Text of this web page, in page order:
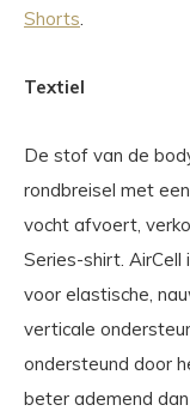
Shorts.
Textiel
De stof van de
rondbreisel met
vocht afvoert,
Series-shirt.
voor elastische,
verticale
ondersteund door
beter ademend